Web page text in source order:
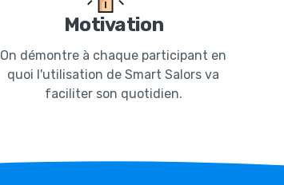
Motivation
On démontre à chaque participant en
quoi l'utilisation de Smart Salors va
faciliter son quotidien.